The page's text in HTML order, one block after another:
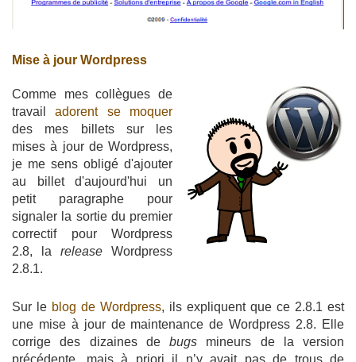
Mise à jour Wordpress
Comme mes collègues de
travailadorent se moquer
des mes billets sur les
mises à jour de Wordpress,
je me sens obligé d'ajouter
au billet d'aujourd'hui un
petit paragraphe pour
signaler la sortie du premier
correctif pour Wordpress
2.8, la release Wordpress
2.8.1.
Sur le blog de Wordpress, ils expliquent que ce 2.8.1 est
une mise à jour de maintenance de Wordpress 2.8. Elle
corrige des dizaines de bugs mineurs de la version
précédente, mais à priori il n’y avait pas de trous de